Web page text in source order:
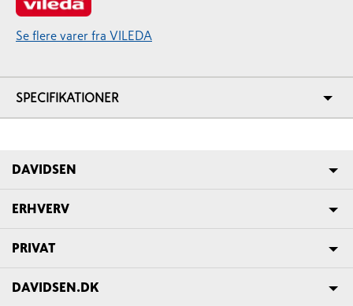
Se flere varer fra VILEDA
SPECIFIKATIONER
DAVIDSEN
ERHVERV
PRIVAT
DAVIDSEN.DK